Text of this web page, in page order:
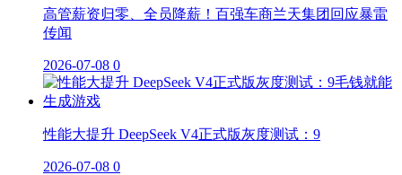
高管薪资归零、全员降薪！百强车商兰天集团回应暴雷
传闻
2026-07-08 0
性能大提升 DeepSeek V4正式版灰度测试：9
2026-07-08 0